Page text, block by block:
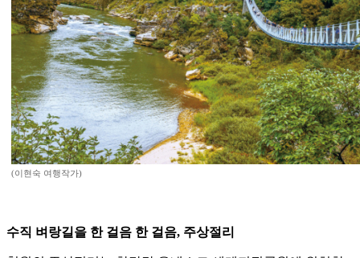
(이현숙 여행작가)
수직 벼랑길을 한 걸음 한 걸음, 주상절리